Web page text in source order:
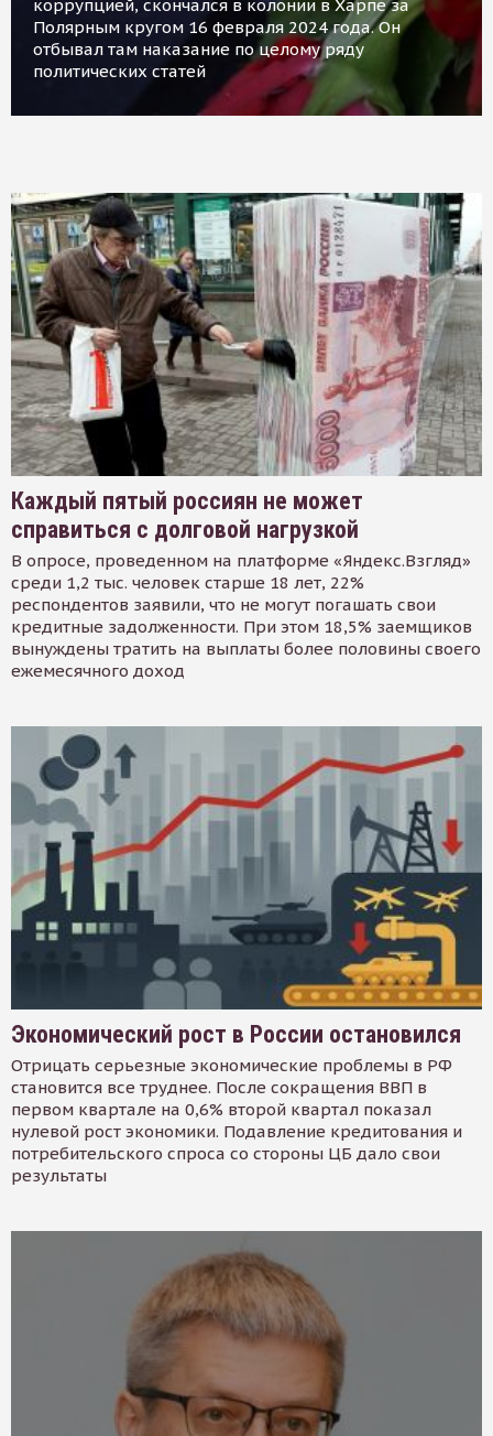
коррупцией, скончался в колонии в Харпе за
Полярным кругом 16 февраля 2024 года. Он
отбывал там наказание по целому ряду
политических статей
Каждый пятый россиян не может
справиться с долговой нагрузкой
В опросе, проведенном на платформе «Яндекс.Взгляд»
среди 1,2 тыс. человек старше 18 лет, 22%
респондентов заявили, что не могут погашать свои
кредитные задолженности. При этом 18,5% заемщиков
вынуждены тратить на выплаты более половины своего
ежемесячного доход
Экономический рост в России остановился
Отрицать серьезные экономические проблемы в РФ
становится все труднее. После сокращения ВВП в
первом квартале на 0,6% второй квартал показал
нулевой рост экономики. Подавление кредитования и
потребительского спроса со стороны ЦБ дало свои
результаты